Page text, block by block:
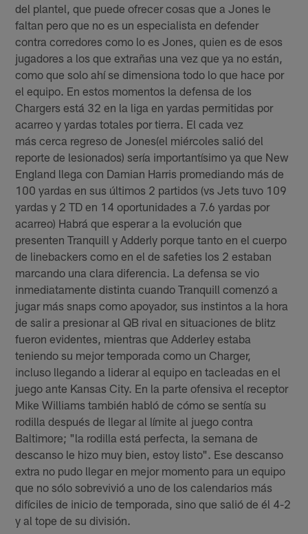
del plantel, que puede ofrecer cosas que a Jones le
faltan pero que no es un especialista en defender
contra corredores como lo es Jones, quien es de esos
jugadores a los que extrañas una vez que ya no están,
como que solo ahí se dimensiona todo lo que hace por
el equipo. En estos momentos la defensa de los
Chargers está 32 en la liga en yardas permitidas por
acarreo y yardas totales por tierra. El cada vez
más cerca regreso de Jones(el miércoles salió del
reporte de lesionados) sería importantísimo ya que New
England llega con Damian Harris promediando más de
100 yardas en sus últimos 2 partidos (vs Jets tuvo 109
yardas y 2 TD en 14 oportunidades a 7.6 yardas por
acarreo) Habrá que esperar a la evolución que
presenten Tranquill y Adderly porque tanto en el cuerpo
de linebackers como en el de safeties los 2 estaban
marcando una clara diferencia. La defensa se vio
inmediatamente distinta cuando Tranquill comenzó a
jugar más snaps como apoyador, sus instintos a la hora
de salir a presionar al QB rival en situaciones de blitz
fueron evidentes, mientras que Adderley estaba
teniendo su mejor temporada como un Charger,
incluso llegando a liderar al equipo en tacleadas en el
juego ante Kansas City. En la parte ofensiva el receptor
Mike Williams también habló de cómo se sentía su
rodilla después de llegar al límite al juego contra
Baltimore; "la rodilla está perfecta, la semana de
descanso le hizo muy bien, estoy listo". Ese descanso
extra no pudo llegar en mejor momento para un equipo
que no sólo sobrevivió a uno de los calendarios más
difíciles de inicio de temporada, sino que salió de él 4-2
y al tope de su división.